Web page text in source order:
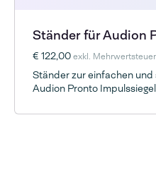
Ständer für Audion
€ 122,00exkl. Mehrwertsteuer
Ständer zur einfachen
Audion Pronto